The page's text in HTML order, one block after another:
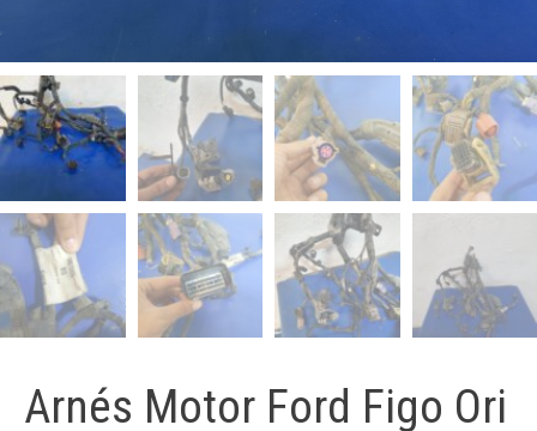
Arnés Motor Ford Figo Ori